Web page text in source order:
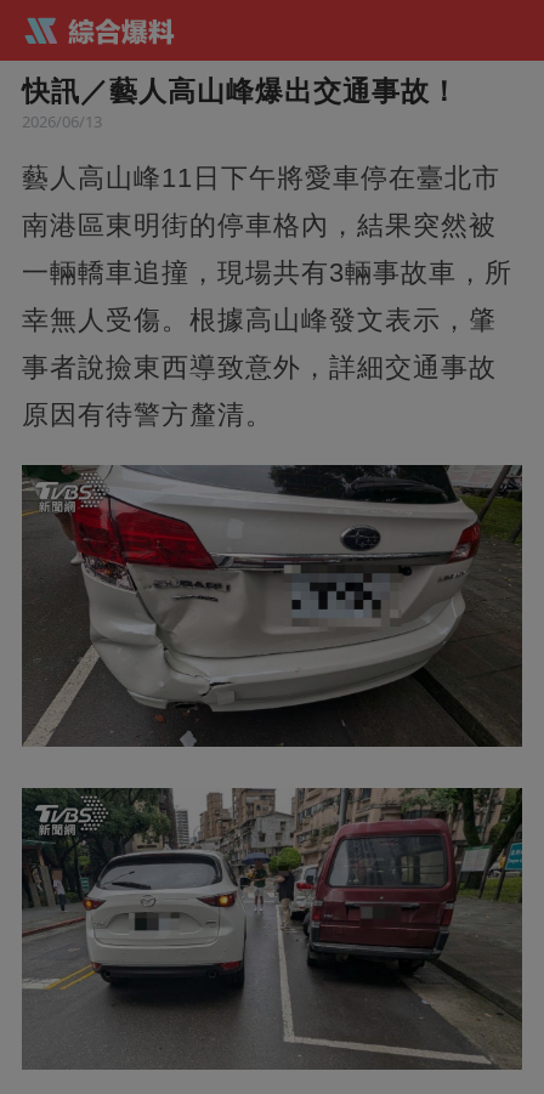
快訊／藝人高山峰爆出交通事故！
2026/06/13
藝人高山峰11日下午將愛車停在臺北市
南港區東明街的停車格內，結果突然被
一輛轎車追撞，現場共有3輛事故車，所
幸無人受傷。根據高山峰發文表示，肇
事者說撿東西導致意外，詳細交通事故
原因有待警方釐清。